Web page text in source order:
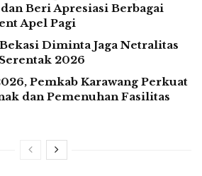
Beri Apresiasi Berbagai
Apel Pagi
Diminta Jaga Netralitas
2026
Pemkab Karawang Perkuat
dan Pemenuhan Fasilitas